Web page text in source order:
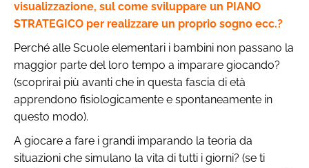
visualizzazione, sul come sviluppare un PIANO
STRATEGICO per realizzare un proprio sogno ecc.?
Perché alle Scuole elementari i bambini non passano la
maggior parte del loro tempo a imparare giocando?
(scoprirai più avanti che in questa fascia di età
apprendono fisiologicamente e spontaneamente in
questo modo).
A giocare a fare i grandi imparando la teoria da
situazioni che simulano la vita di tutti i giorni? (se ti